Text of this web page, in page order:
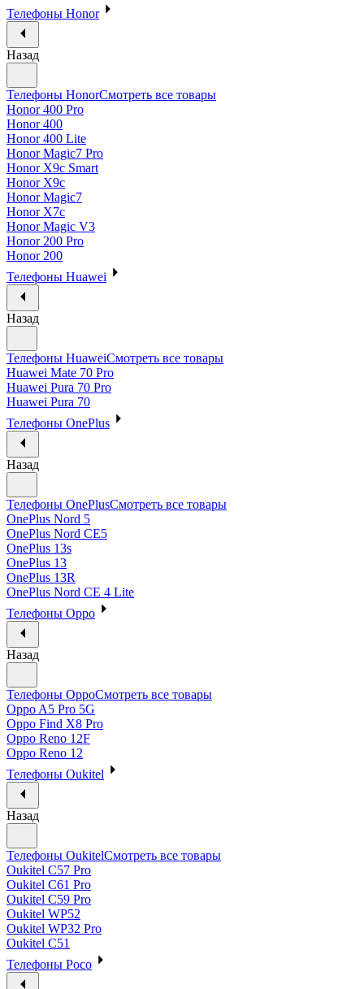
Телефоны Honor
Назад
Телефоны HonorСмотреть все товары
Honor 400 Pro
Honor 400
Honor 400 Lite
Honor Magic7 Pro
Honor X9c Smart
Honor X9c
Honor Magic7
Honor X7c
Honor Magic V3
Honor 200 Pro
Honor 200
Телефоны Huawei
Назад
Телефоны HuaweiСмотреть все товары
Huawei Mate 70 Pro
Huawei Pura 70 Pro
Huawei Pura 70
Телефоны OnePlus
Назад
Телефоны OnePlusСмотреть все товары
OnePlus Nord 5
OnePlus Nord CE5
OnePlus 13s
OnePlus 13
OnePlus 13R
OnePlus Nord CE 4 Lite
Телефоны Oppo
Назад
Телефоны OppoСмотреть все товары
Oppo A5 Pro 5G
Oppo Find X8 Pro
Oppo Reno 12F
Oppo Reno 12
Телефоны Oukitel
Назад
Телефоны OukitelСмотреть все товары
Oukitel C57 Pro
Oukitel C61 Pro
Oukitel C59 Pro
Oukitel WP52
Oukitel WP32 Pro
Oukitel C51
Телефоны Poco